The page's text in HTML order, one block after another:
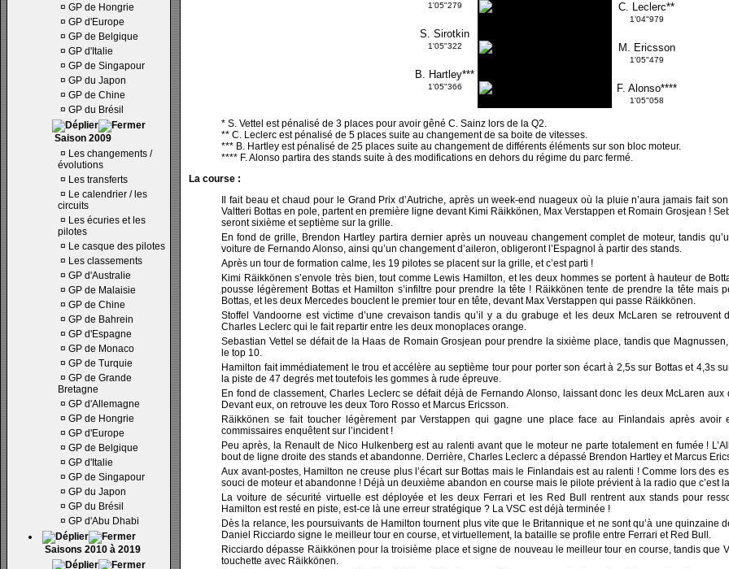
¤ GP de Hongrie
¤ GP d'Europe
¤ GP de Belgique
¤ GP d'Italie
¤ GP de Singapour
¤ GP du Japon
¤ GP de Chine
¤ GP du Brésil
Saison 2009
¤ Les changements /
évolutions
¤ Les transferts
¤ Le calendrier / les
circuits
¤ Les écuries et les
pilotes
¤ Le casque des pilotes
¤ Les classements
¤ GP d'Australie
¤ GP de Malaisie
¤ GP de Chine
¤ GP de Bahrein
¤ GP d'Espagne
¤ GP de Monaco
¤ GP de Turquie
¤ GP de Grande
Bretagne
¤ GP d'Allemagne
¤ GP de Hongrie
¤ GP d'Europe
¤ GP de Belgique
¤ GP d'Italie
¤ GP de Singapour
¤ GP du Japon
¤ GP du Brésil
¤ GP d'Abu Dhabi
Saisons 2010 à 2019
1'05"279 C. Leclerc**
1'04"979
S. Sirotkin
1'05"322 M. Ericsson
1'05"479
B. Hartley***
1'05"366 F. Alonso****
1'05"058
* S. Vettel est pénalisé de 3 places pour avoir gêné C. Sainz lors de la Q2.
** C. Leclerc est pénalisé de 5 places suite au changement de sa boite de vitesses.
*** B. Hartley est pénalisé de 25 places suite au changement de différents éléments sur son bloc moteur.
**** F. Alonso partira des stands suite à des modifications en dehors du régime du parc fermé.
La course :
Il fait beau et chaud pour le Grand Prix d’Autriche, après un week-end nuageux où la pluie n’aura jamais fait
Valtteri Bottas en pole, partent en première ligne devant Kimi Räikkönen, Max Verstappen et Romain Grosjean !
seront sixième et septième sur la grille.
En fond de grille, Brendon Hartley partira dernier après un nouveau changement complet de moteur, tandis
voiture de Fernando Alonso, ainsi qu’un changement d’aileron, obligeront l’Espagnol à partir des stands.
Après un tour de formation calme, les 19 pilotes se placent sur la grille, et c’est parti !
Kimi Räikkönen s’envole très bien, tout comme Lewis Hamilton, et les deux hommes se portent à hauteur de
pousse légèrement Bottas et Hamilton s’infiltre pour prendre la tête ! Räikkönen tente de prendre la tête mais
Bottas, et les deux Mercedes bouclent le premier tour en tête, devant Max Verstappen qui passe Räikkönen.
Stoffel Vandoorne est victime d’une crevaison tandis qu’il y a du grabuge et les deux McLaren se retrouvent
Charles Leclerc qui le fait repartir entre les deux monoplaces orange.
Sebastian Vettel se défait de la Haas de Romain Grosjean pour prendre la sixième place, tandis que
le top 10.
Hamilton fait immédiatement le trou et accélère au septième tour pour porter son écart à 2,5s sur Bottas et 4,3s
la piste de 47 degrés met toutefois les gommes à rude épreuve.
En fond de classement, Charles Leclerc se défait déjà de Fernando Alonso, laissant donc les deux McLaren
Devant eux, on retrouve les deux Toro Rosso et Marcus Ericsson.
Räikkönen se fait toucher légèrement par Verstappen qui gagne une place face au Finlandais après
commissaires enquêtent sur l’incident !
Peu après, la Renault de Nico Hulkenberg est au ralenti avant que le moteur ne parte totalement en fumée !
bout de ligne droite des stands et abandonne. Derrière, Charles Leclerc a dépassé Brendon Hartley et Marcus
Aux avant-postes, Hamilton ne creuse plus l’écart sur Bottas mais le Finlandais est au ralenti ! Comme lors des
souci de moteur et abandonne ! Déjà un deuxième abandon en course mais le pilote prévient à la radio que c’est
La voiture de sécurité virtuelle est déployée et les deux Ferrari et les Red Bull rentrent aux stands pour
Hamilton est resté en piste, est-ce là une erreur stratégique ? La VSC est déjà terminée !
Dès la relance, les poursuivants de Hamilton tournent plus vite que le Britannique et ne sont qu’à une quinzaine
Daniel Ricciardo signe le meilleur tour en course, et virtuellement, la bataille se profile entre Ferrari et Red Bull.
Ricciardo dépasse Räikkönen pour la troisième place et signe de nouveau le meilleur tour en course, tandis que
touchette avec Räikkönen.